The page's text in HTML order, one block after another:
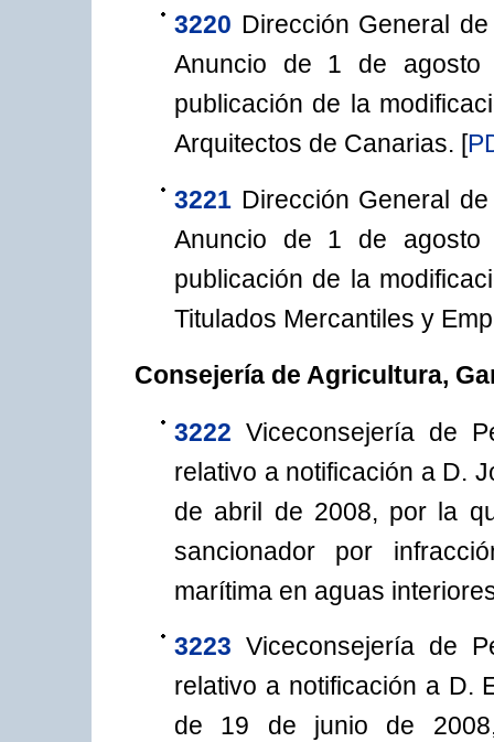
3220 Dirección General
Anuncio de 1 de
publicación de la
Arquitectos de Canarias. [
3221 Dirección General
Anuncio de 1 de
publicación de la
Titulados Mercantiles y
Consejería de Agricultura,
3222 Viceconsejería de
relativo a notificación a D.
de abril de 2008, por la
sancionador por
marítima en aguas
3223 Viceconsejería de
relativo a notificación a D.
de 19 de junio de